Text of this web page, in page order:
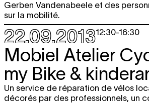
Gerben Vandenabeele et des
sur la mobilité.
22.09.201312:30-16:30
Mobiel Atelier
my Bike &
Un service de réparation de vélos
décorés par des professionnels, un